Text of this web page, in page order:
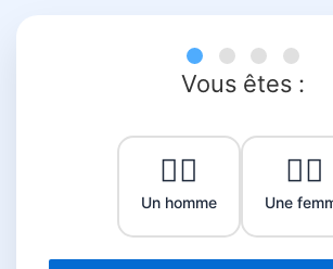
Vous êtes :
👨‍⚕️
Un homme
👩‍⚕️
Une